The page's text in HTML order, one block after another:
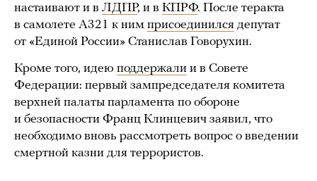
настаивают и в ЛДПР, и в КПРФ. После теракта
в самолете А321 к ним присоединился депутат
от «Единой России» Станислав Говорухин.
Кроме того, идею поддержали и в Совете
Федерации: первый зампредседателя комитета
верхней палаты парламента по обороне
и безопасности Франц Клинцевич заявил, что
необходимо вновь рассмотреть вопрос о введении
смертной казни для террористов.